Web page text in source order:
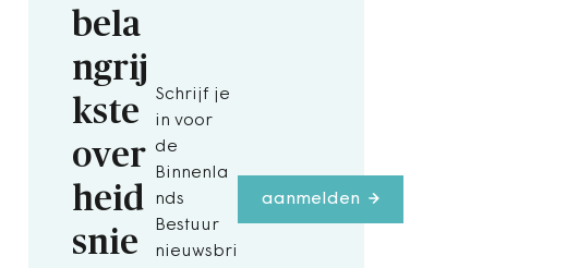
bela
ngrij
kste
over
heid
snie
Schrijf je
in voor
de
Binnenla
nds
Bestuur
nieuwsbri
aanmelden